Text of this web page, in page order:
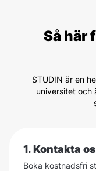
Så här
STUDIN är en
universitet och
1. Kontakta
Boka kostnadsfri